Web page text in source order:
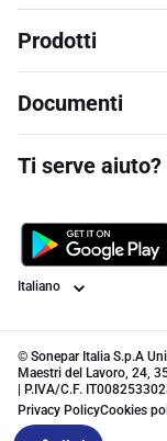
Prodotti
Documenti
Ti serve aiuto?
Lingua
© Sonepar Italia S.p.A
Maestri del Lavoro, 24,
| P.IVA/C.F.
Privacy PolicyCookies